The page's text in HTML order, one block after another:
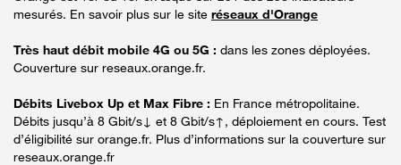
mesurés. En savoir plus sur le site réseaux d'Orange
Très haut débit mobile 4G ou 5G : dans les zones déployées.
Couverture sur reseaux.orange.fr.
Débits Livebox Up et Max Fibre : En France métropolitaine.
Débits jusqu’à 8 Gbit/s↓ et 8 Gbit/s↑, déploiement en cours. Test
d’éligibilité sur orange.fr. Plus d’informations sur la couverture sur
reseaux.orange.fr